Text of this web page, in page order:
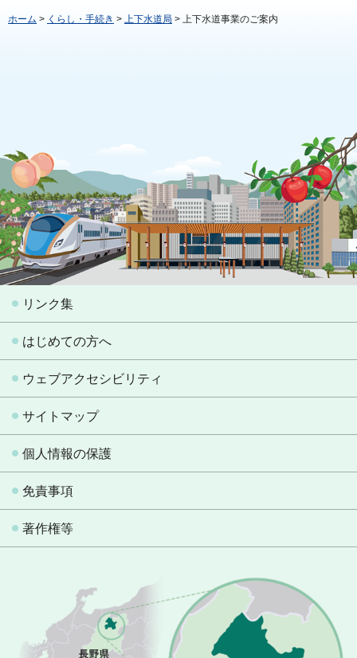
ホーム > くらし・手続き > 上下水道局 > 上下水道事業のご案内
リンク集
はじめての方へ
ウェブアクセシビリティ
サイトマップ
個人情報の保護
免責事項
著作権等